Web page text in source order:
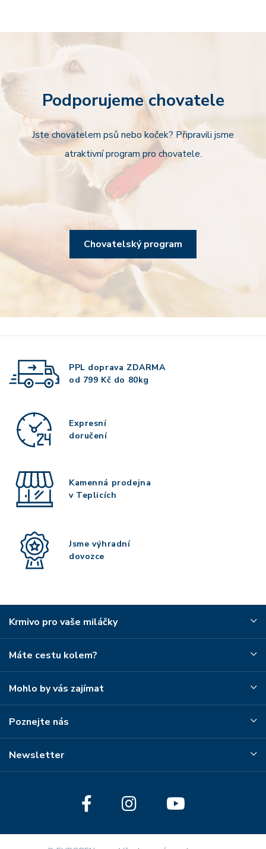
Podporujeme chovatele
Jste chovatelem psů nebo koček? Připravili jsme
atraktivní program pro chovatele.
Chovatelský program
PPL doprava ZDARMA
od 799 Kč do 80kg
Expresní
doručení
Kamenná prodejna
v Teplicích
Jsme výhradní
dovozce
Krmivo pro vaše miláčky
Máte cestu kolem?
Mohlo by vás zajímat
Poznejte nás
Newsletter